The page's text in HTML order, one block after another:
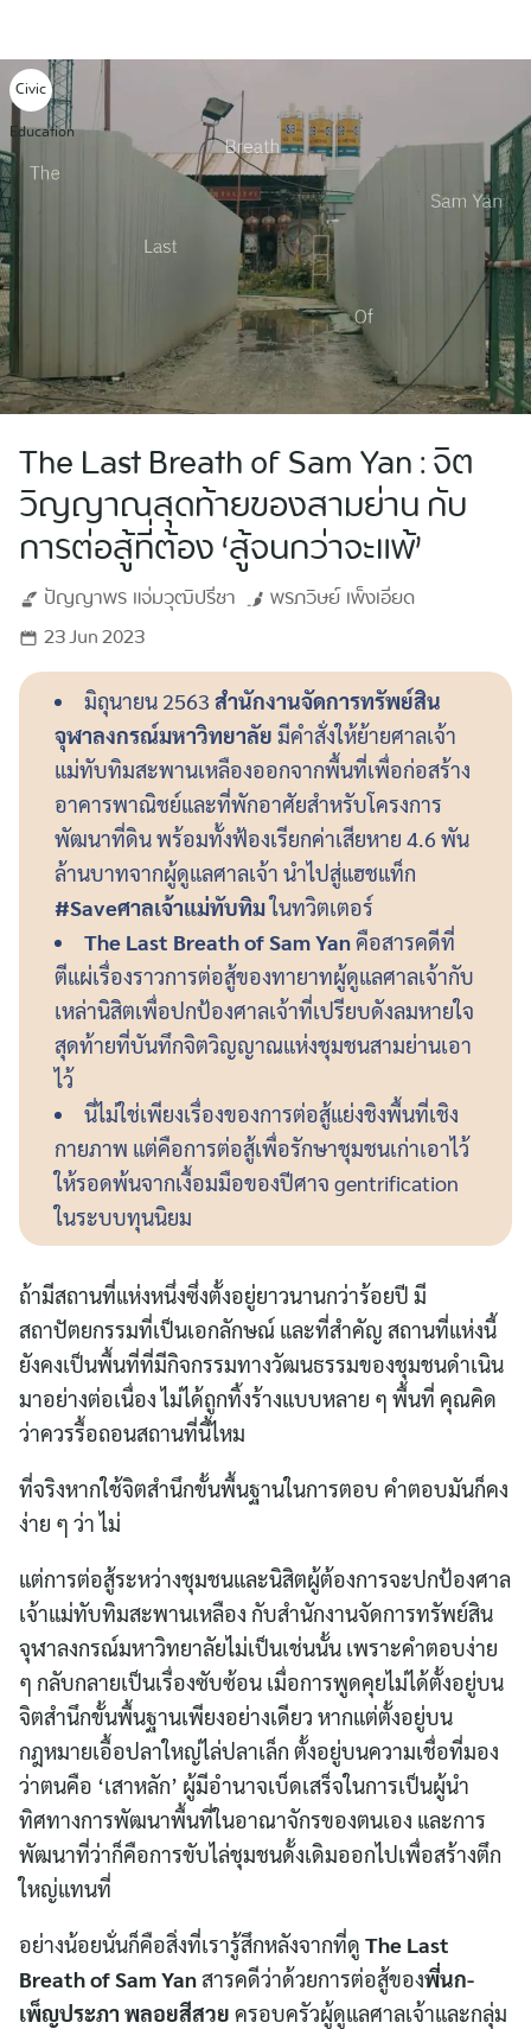
content
Civic
Education
The Last Breath of Sam Yan : จิต
วิญญาณสุดท้ายของสามย่าน กับ
การต่อสู้ที่ต้อง ‘สู้จนกว่าจะแพ้’
ปัญญาพรแจ่มวุฒิปรีชา พรภวิษย์เพ็งเอียด
23 Jun 2023
มิถุนายน 2563 สำนักงานจัดการทรัพย์สิน
จุฬาลงกรณ์มหาวิทยาลัย มีคำสั่งให้ย้ายศาลเจ้า
แม่ทับทิมสะพานเหลืองออกจากพื้นที่เพื่อก่อสร้าง
อาคารพาณิชย์และที่พักอาศัยสำหรับโครงการ
พัฒนาที่ดิน พร้อมทั้งฟ้องเรียกค่าเสียหาย 4.6 พัน
ล้านบาทจากผู้ดูแลศาลเจ้า นำไปสู่แฮชแท็ก
#Saveศาลเจ้าแม่ทับทิมในทวิตเตอร์
The Last Breath of Sam Yanคือสารคดีที่
ตีแผ่เรื่องราวการต่อสู้ของทายาทผู้ดูแลศาลเจ้ากับ
เหล่านิสิตเพื่อปกป้องศาลเจ้าที่เปรียบดังลมหายใจ
สุดท้ายที่บันทึกจิตวิญญาณแห่งชุมชนสามย่านเอา
ไว้
นี่ไม่ใช่เพียงเรื่องของการต่อสู้แย่งชิงพื้นที่เชิง
กายภาพ แต่คือการต่อสู้เพื่อรักษาชุมชนเก่าเอาไว้
ให้รอดพ้นจากเงื้อมมือของปีศาจ gentrification
ในระบบทุนนิยม
ถ้ามีสถานที่แห่งหนึ่งซึ่งตั้งอยู่ยาวนานกว่าร้อยปี มี
สถาปัตยกรรมที่เป็นเอกลักษณ์ และที่สำคัญ สถานที่แห่งนี้
ยังคงเป็นพื้นที่ที่มีกิจกรรมทางวัฒนธรรมของชุมชนดำเนิน
มาอย่างต่อเนื่อง ไม่ได้ถูกทิ้งร้างแบบหลาย ๆ พื้นที่ คุณคิด
ว่าควรรื้อถอนสถานที่นี้ไหม
ที่จริงหากใช้จิตสำนึกขั้นพื้นฐานในการตอบ คำตอบมันก็คง
ง่าย ๆ ว่า ไม่
แต่การต่อสู้ระหว่างชุมชนและนิสิตผู้ต้องการจะปกป้องศาล
เจ้าแม่ทับทิมสะพานเหลือง กับสำนักงานจัดการทรัพย์สิน
จุฬาลงกรณ์มหาวิทยาลัยไม่เป็นเช่นนั้น เพราะคำตอบง่าย
ๆ กลับกลายเป็นเรื่องซับซ้อน เมื่อการพูดคุยไม่ได้ตั้งอยู่บน
จิตสำนึกขั้นพื้นฐานเพียงอย่างเดียว หากแต่ตั้งอยู่บน
กฎหมายเอื้อปลาใหญ่ไล่ปลาเล็ก ตั้งอยู่บนความเชื่อที่มอง
ว่าตนคือ ‘เสาหลัก’ ผู้มีอำนาจเบ็ดเสร็จในการเป็นผู้นำ
ทิศทางการพัฒนาพื้นที่ในอาณาจักรของตนเอง และการ
พัฒนาที่ว่าก็คือการขับไล่ชุมชนดั้งเดิมออกไปเพื่อสร้างตึก
ใหญ่แทนที่
อย่างน้อยนั่นก็คือสิ่งที่เรารู้สึกหลังจากที่ดู The Last
Breath of Sam Yanสารคดีว่าด้วยการต่อสู้ของพี่นก-
เพ็ญประภา พลอยสีสวย ครอบครัวผู้ดูแลศาลเจ้าและกลุ่ม